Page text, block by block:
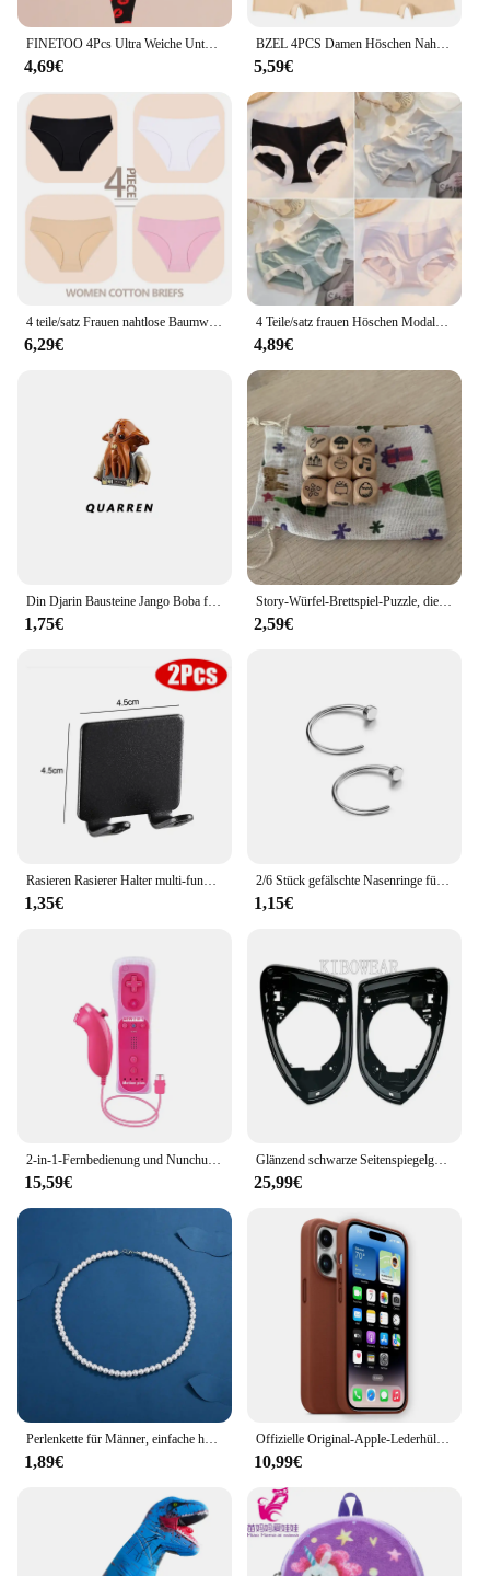
4,69€
BZEL 4PCS Damen Höschen Nahtlose Boxer Atmungsaktive Dessous Bequeme Boyshorts Seide Satin Unterwäsche Frau Sport Unterhose
5,59€
4 teile/satz Frauen nahtlose Baumwolle Höschen einfarbige Slips elastische Grund unterwäsche weibliche sexy niedrige Dessous weiche Unterhose
6,29€
4 Teile/satz frauen Höschen Modale Unterwäsche Weibliche Komfortable Nahtlose Sexy Dessous Dessous Unterhose Slip Mädchen Solide M-XL
4,89€
Din Djarin Bausteine Jango Boba fett Ziegel Koska Reeves Figur Luke Skywalker Mini Figuren Moff Gideon Cara Dune Kid spielzeug
1,75€
Story-Würfel-Brettspiel-Puzzle, die Geschichte erzählen, Familie/Party/Freunde, Eltern mit Tasche
2,59€
Rasieren Rasierer Halter multi-funktion Männer Rasieren Rasierer Lagerung Haken Wand Regal Rasiermesser Rack Bad Küche Zubehör Haken
1,35€
2/6 Stück gefälschte Nasenringe für Frauen, 316L Edelstahl Lippenringe Labret Ring Nasenloch Hoop Piercing Ohrstecker Nasenpiercing Schmuck
1,15€
2-in-1-Fernbedienung und Nunchuck-Controller Wii Motion Plus-Fernbedienung Gamepad Nunchuck-Controller für Nintendo Wii
15,59€
Glänzend schwarze Seitenspiegelgehäuse-Rahmenverkleidung für VW Golf 7 MK7 7,5 GTI Passat CC B7 B8 Arteon Jetta MK6 Scirocco GTD R-Halter
25,99€
Perlenkette für Männer, einfache handgefertigte Strang-Perlen-Halskette, 2022, neuer trendiger Herrenschmuck für Frauen und Mädchen, Hochzeitsbankett-Halsketten
1,89€
Offizielle Original-Apple-Lederhülle mit Magsafe-Hülle für iPhone 14 13 12 Pro Max 14 Plus Hülle, kabelloses Laden, magnetische Hüllen
10,99€